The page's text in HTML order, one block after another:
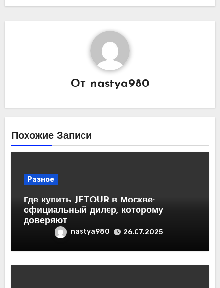
От nastya980
Похожие Записи
Разное
Где купить JETOUR в Москве:
официальный дилер, которому
доверяют
nastya980 26.07.2025